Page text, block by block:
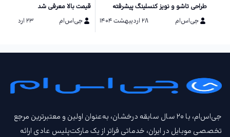
طراحی تاشو و نویز کنسلینگ پیشرفته
رونمایی کرد
جی‌اس‌ام ۲۸ اردیبهشت ۱۴۰۴
قیمت بالا معرفی شد
جی‌اس‌ام
۲۳ اردیبهشت ۱۴۰۴
جی‌اس‌ام، با ۲۰ سال سابقه درخشان، به‌عنوان اولین و معتبرترین مرجع
تخصصی موبایل در ایران، خدماتی فراتر از یک مارکت‌پلیس عادی ارائه